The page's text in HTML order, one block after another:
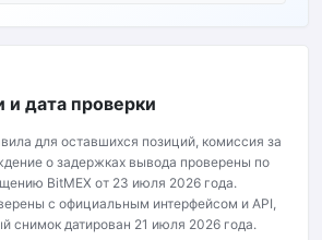
и дата проверки
для оставшихся позиций, комиссия за
о задержках вывода проверены по
BitMEX от 23 июля 2026 года.
с официальным интерфейсом и API,
снимок датирован 21 июля 2026 года.